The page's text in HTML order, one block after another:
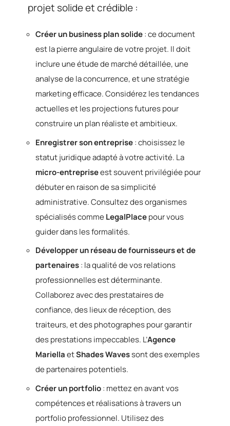
projet solide et crédible :
Créer un business plan solide: ce document
est la pierre angulaire de votre projet. Il doit
inclure une étude de marché détaillée, une
analyse de la concurrence, et une stratégie
marketing efficace. Considérez les tendances
actuelles et les projections futures pour
construire un plan réaliste et ambitieux.
Enregistrer son entreprise: choisissez le
statut juridique adapté à votre activité. La
micro-entrepriseest souvent privilégiée pour
débuter en raison de sa simplicité
administrative. Consultez des organismes
spécialisés commeLegalPlacepour vous
guider dans les formalités.
Développer un réseau de fournisseurs et de
partenaires: la qualité de vos relations
professionnelles est déterminante.
Collaborez avec des prestataires de
confiance, des lieux de réception, des
traiteurs, et des photographes pour garantir
des prestations impeccables. L’Agence
MariellaetShades Wavessont des exemples
de partenaires potentiels.
Créer un portfolio: mettez en avant vos
compétences et réalisations à travers un
portfolio professionnel. Utilisez des